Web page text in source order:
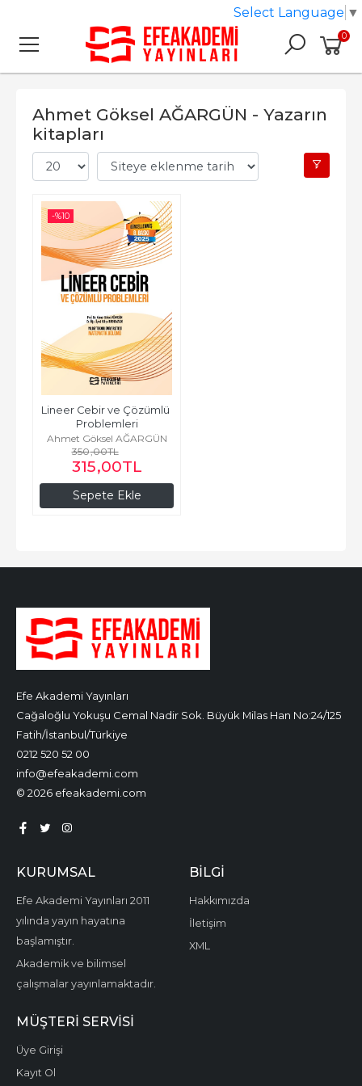
0
Ahmet Göksel AĞARGÜN - Yazarın
kitapları
-%10
Sepete Ekle
Lineer Cebir ve Çözümlü
Problemleri
Ahmet Göksel AĞARGÜN
350,00TL
315,00TL
Efe Akademi Yayınları
Cağaloğlu Yokuşu Cemal Nadir Sok. Büyük Milas Han No:24/125
Fatih/İstanbul/Türkiye
0212 520 52 00
info@efeakademi.com
© 2026 efeakademi.com
KURUMSAL
Efe Akademi Yayınları 2011
yılında yayın hayatına
başlamıştır.
Akademik ve bilimsel
çalışmalar yayınlamaktadır.
BILGI
Hakkımızda
İletişim
XML
MÜŞTERI SERVISI
Üye Girişi
Kayıt Ol
Select Language ▼